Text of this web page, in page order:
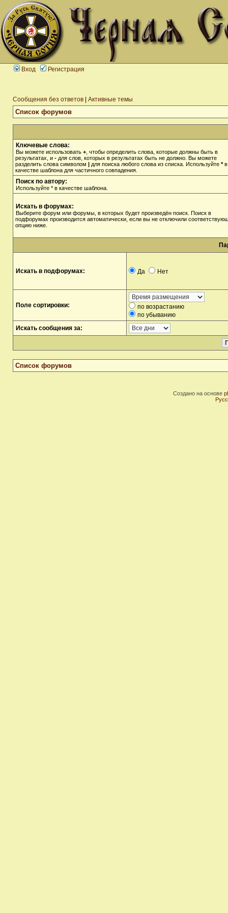
Вход Регистрация
Сообщения без ответов Активные темы
Список форумов
Ключевые слова:
Вы можете использовать + , чтобы определить слова, которые должны быть в
результатах, и - для слов, которых в результатах быть не должно. Вы можете
разделить слова символом | для поиска любого слова из списка. Используйте *в
качестве шаблона для частичного совпадения.
Поиск по автору:
Используйте * в качестве шаблона.
Искать в форумах:
Выберите форум или форумы, в которых будет произведён поиск. Поиск в
подфорумах производится автоматически, если вы не отключили
опцию ниже.
Искать в подфорумах: Да Нет
Поле сортировки:
по возрастанию
по убыванию
Искать сообщения за:
Список форумов
Создано на основе